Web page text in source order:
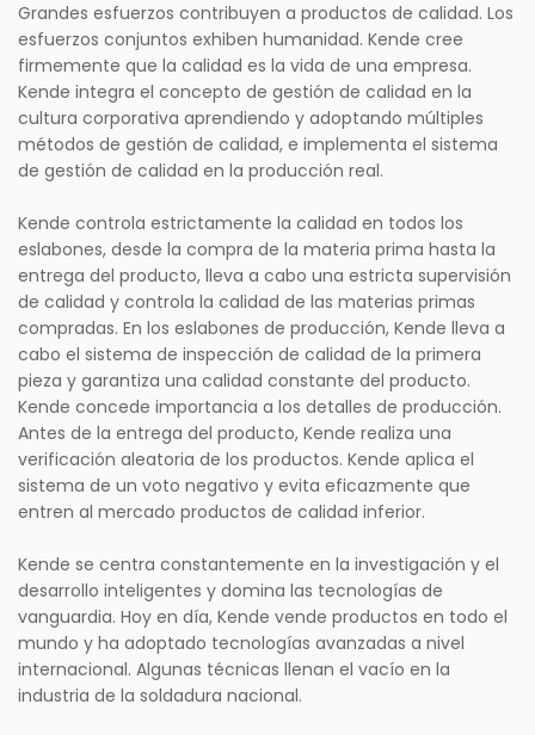
Grandes esfuerzos contribuyen a productos de calidad. Los
esfuerzos conjuntos exhiben humanidad. Kende cree
firmemente que la calidad es la vida de una empresa.
Kende integra el concepto de gestión de calidad en la
cultura corporativa aprendiendo y adoptando múltiples
métodos de gestión de calidad, e implementa el sistema
de gestión de calidad en la producción real.
Kende controla estrictamente la calidad en todos los
eslabones, desde la compra de la materia prima hasta la
entrega del producto, lleva a cabo una estricta supervisión
de calidad y controla la calidad de las materias primas
compradas. En los eslabones de producción, Kende lleva a
cabo el sistema de inspección de calidad de la primera
pieza y garantiza una calidad constante del producto.
Kende concede importancia a los detalles de producción.
Antes de la entrega del producto, Kende realiza una
verificación aleatoria de los productos. Kende aplica el
sistema de un voto negativo y evita eficazmente que
entren al mercado productos de calidad inferior.
Kende se centra constantemente en la investigación y el
desarrollo inteligentes y domina las tecnologías de
vanguardia. Hoy en día, Kende vende productos en todo el
mundo y ha adoptado tecnologías avanzadas a nivel
internacional. Algunas técnicas llenan el vacío en la
industria de la soldadura nacional.